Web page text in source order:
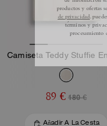
89 € 180 €
Añadir A La Cesta